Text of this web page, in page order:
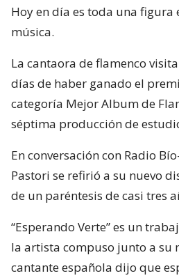
Hoy en día es toda una figura
música.
La cantaora de flamenco
días de haber ganado el
categoría Mejor Album de
séptima producción de
En conversación con Radio
Pastori se refirió a su nuevo
de un paréntesis de casi tres
“Esperando Verte” es un
la artista compuso junto a su
cantante española dijo que